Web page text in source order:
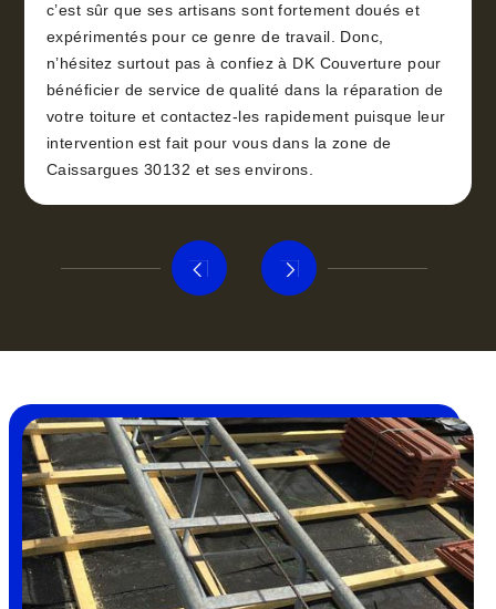
c’est sûr que ses artisans sont fortement doués et
expérimentés pour ce genre de travail. Donc,
n’hésitez surtout pas à confiez à DK Couverture pour
bénéficier de service de qualité dans la réparation de
votre toiture et contactez-les rapidement puisque leur
intervention est fait pour vous dans la zone de
Caissargues 30132 et ses environs.